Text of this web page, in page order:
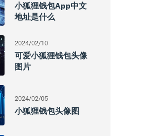
小狐狸钱包app中文
地址是什么
2024/02/10
可爱小狐狸钱包头像
图片
2024/02/05
小狐狸钱包头像图